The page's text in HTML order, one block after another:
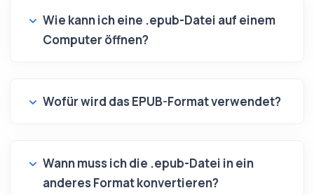
Wie kann ich eine .epub-Datei auf einem
Computer öffnen?
Wofür wird das EPUB-Format verwendet?
Wann muss ich die .epub-Datei in ein
anderes Format konvertieren?